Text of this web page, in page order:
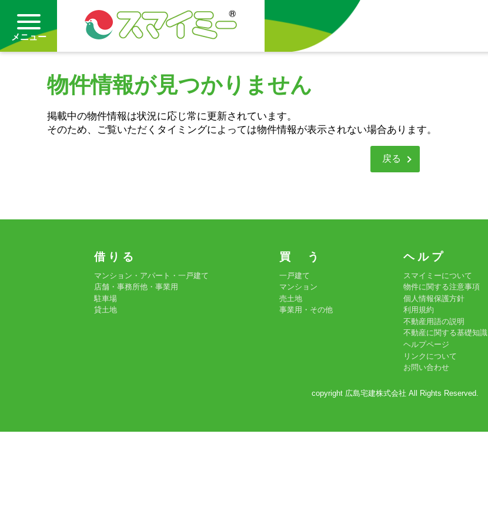
メニュー
物件情報が見つかりません
掲載中の物件情報は状況に応じ常に更新されています。
そのため、ご覧いただくタイミングによっては物件情報が表示されない場合あります。
戻る
借 り る
マンション・アパート・一戸建て
店舗・事務所他・事業用
駐車場
貸土地
買 う
一戸建て
マンション
売土地
事業用・その他
ヘ ル プ
スマイミーについて
物件に関する注意事項
個人情報保護方針
利用規約
不動産用語の説明
不動産に関する基礎知識
ヘルプページ
リンクについて
お問い合わせ
copyright 広島宅建株式会社 All Rights Reserved.